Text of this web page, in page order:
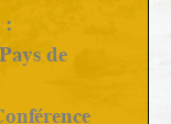
:
de